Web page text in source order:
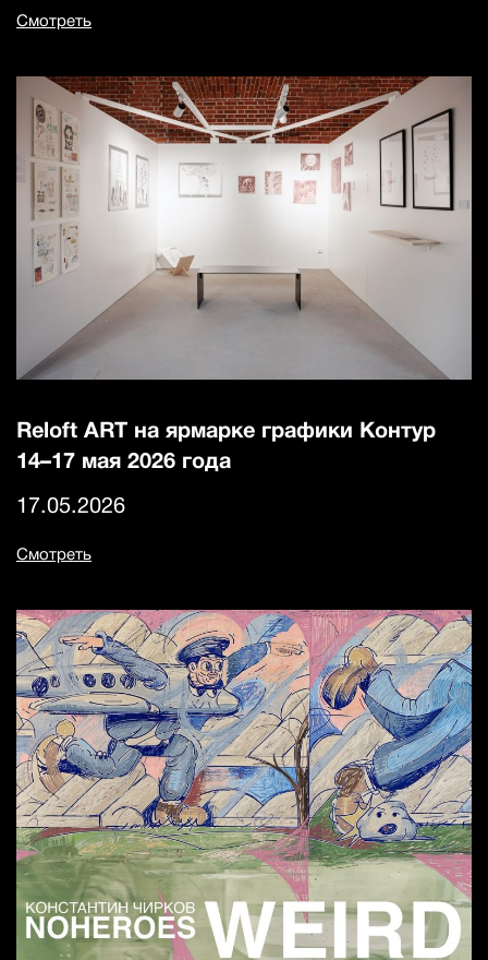
Смотреть
Reloft ART на ярмарке графики Контур
14–17 мая 2026 года
17.05.2026
Смотреть